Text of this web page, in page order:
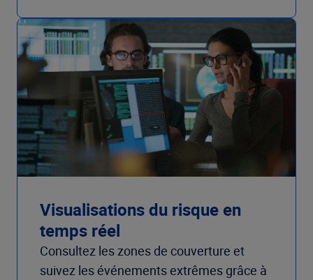
Visualisations du risque en
temps réel
Consultez les zones de couverture et
suivez les événements extrêmes grâce à